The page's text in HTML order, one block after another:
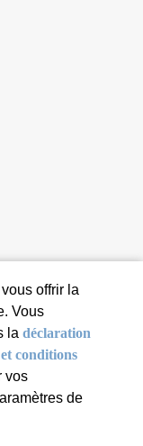
offrir la
Vous
la déclaration
conditions
vos
de